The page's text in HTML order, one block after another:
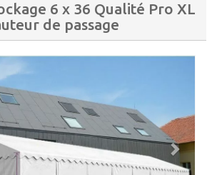
6 x 36 Qualité Pro XL
de passage